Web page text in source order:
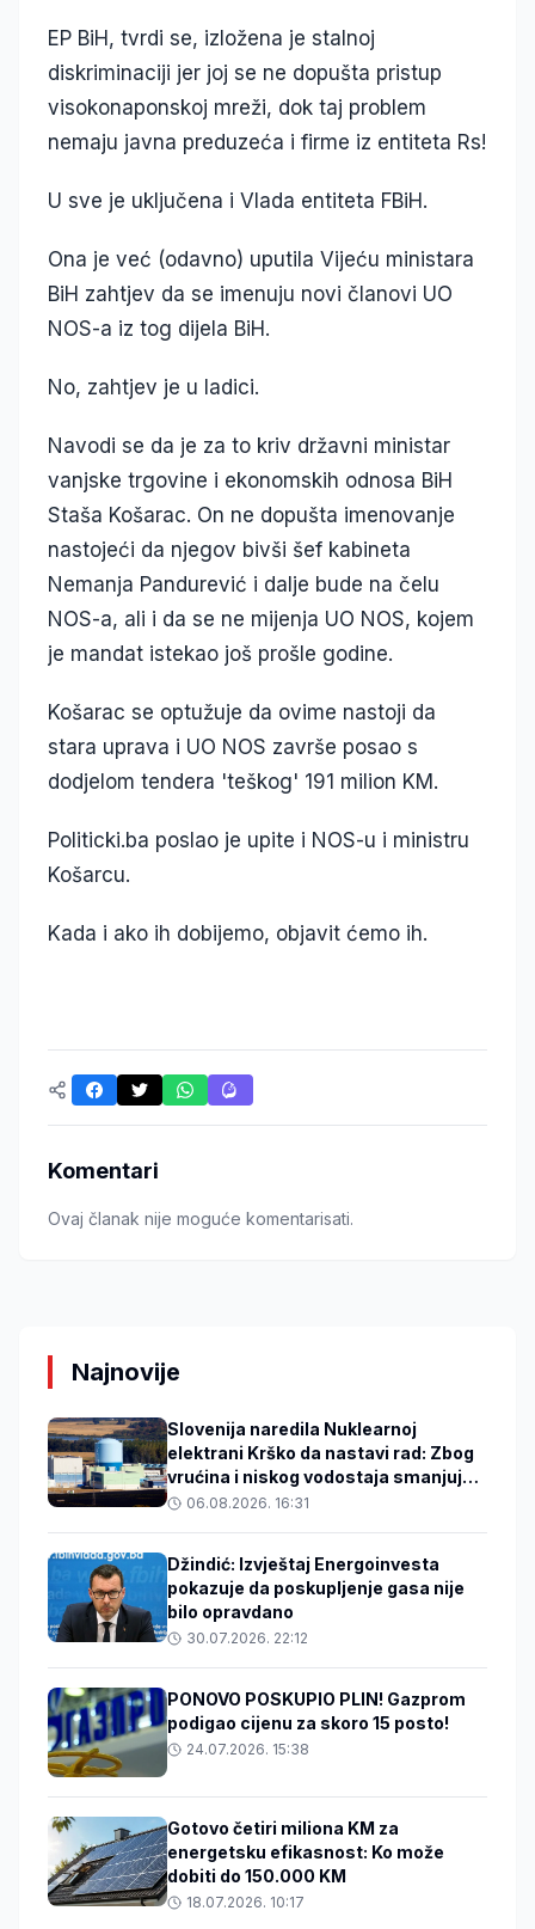
EP BiH, tvrdi se, izložena je stalnoj
diskriminaciji jer joj se ne dopušta pristup
visokonaponskoj mreži, dok taj problem
nemaju javna preduzeća i firme iz entiteta Rs!
U sve je uključena i Vlada entiteta FBiH.
Ona je već (odavno) uputila Vijeću ministara
BiH zahtjev da se imenuju novi članovi UO
NOS-a iz tog dijela BiH.
No, zahtjev je u ladici.
Navodi se da je za to kriv državni ministar
vanjske trgovine i ekonomskih odnosa BiH
Staša Košarac. On ne dopušta imenovanje
nastojeći da njegov bivši šef kabineta
Nemanja Pandurević i dalje bude na čelu
NOS-a, ali i da se ne mijenja UO NOS, kojem
je mandat istekao još prošle godine.
Košarac se optužuje da ovime nastoji da
stara uprava i UO NOS završe posao s
dodjelom tendera 'teškog' 191 milion KM.
Politicki.ba poslao je upite i NOS-u i ministru
Košarcu.
Kada i ako ih dobijemo, objavit ćemo ih.
Komentari
Ovaj članak nije moguće komentarisati.
Najnovije
Slovenija naredila Nuklearnoj
elektrani Krško da nastavi rad: Zbog
vrućina i niskog vodostaja smanjuje
snagu reaktora
06.08.2026. 16:31
Džindić: Izvještaj Energoinvesta
pokazuje da poskupljenje gasa nije
bilo opravdano
30.07.2026. 22:12
PONOVO POSKUPIO PLIN! Gazprom
podigao cijenu za skoro 15 posto!
24.07.2026. 15:38
Gotovo četiri miliona KM za
energetsku efikasnost: Ko može
dobiti do 150.000 KM
18.07.2026. 10:17